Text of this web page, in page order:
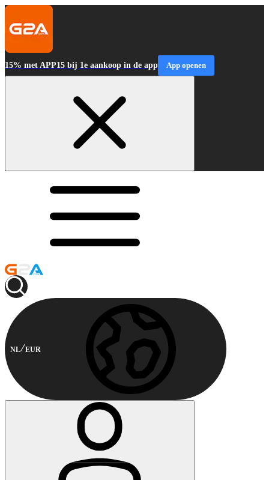
15% met APP15 bij 1e aankoop in de app App openen
NL EUR